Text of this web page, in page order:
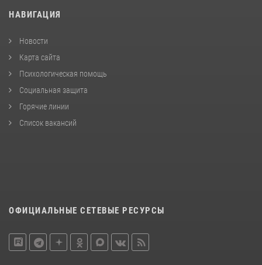
НАВИГАЦИЯ
Новости
Карта сайта
Психологическая помощь
Социальная защита
Горячие линии
Список вакансий
ОФИЦИАЛЬНЫЕ СЕТЕВЫЕ РЕСУРСЫ